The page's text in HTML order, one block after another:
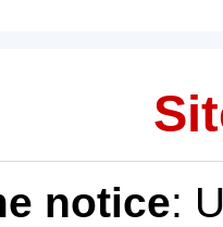
notice: